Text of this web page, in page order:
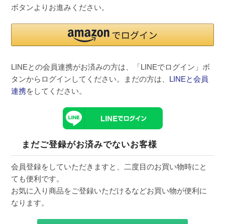
ボタンよりお進みください。
LINEとの会員連携がお済みの方は、「LINEでログイン」ボ
タンからログインしてください。まだの方は、 LINEと会員
連携をしてください。
まだご登録がお済みでないお客様
会員登録をしていただきますと、二度目のお買い物時にと
ても便利です。
お気に入り商品をご登録いただけるなどお買い物が便利に
なります。